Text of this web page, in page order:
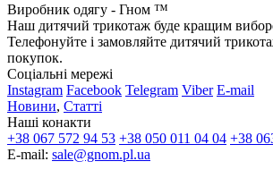
Виробник одягу - Гном ™
Наш дитячий трикотаж буде кращим
Телефонуйте і замовляйте дитячий
покупок.
Соціальні мережі
Instagram Facebook Telegram Viber E-mail
Новини, Статті
Наші конакти
+38 067 572 94 53 +38 050 011 04 04 +38
E-mail: sale@gnom.pl.ua